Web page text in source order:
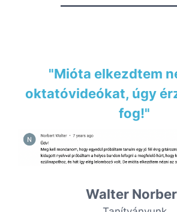
"Mióta elkezdtem
oktatóvideókat, úgy
fog!"
Walter